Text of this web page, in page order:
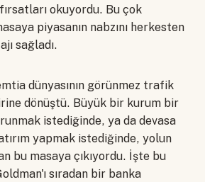
okuyordu. Bu çok
piyasanın nabzını herkesten
sağladı.
dünyasının görünmez trafik
dönüştü. Büyük bir kurum bir
istediğinde, ya da devasa
yapmak istediğinde, yolun
bu masaya çıkıyordu. İşte bu
sıradan bir banka